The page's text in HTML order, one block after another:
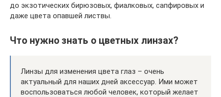
до экзотических бирюзовых, фиалковых, сапфировых и
даже цвета опавшей листвы.
Что нужно знать о цветных линзах?
Линзы для изменения цвета глаз – очень
актуальный для наших дней аксессуар. Ими может
воспользоваться любой человек, который желает